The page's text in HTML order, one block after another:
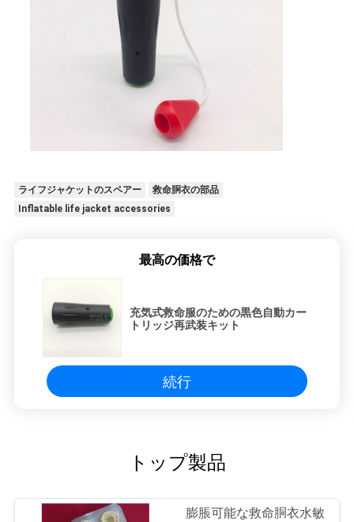
ライフジャケットのスペアー
救命胴衣の部品
Inflatable life jacket accessories
最高の価格で
充気式救命服のための黒色自動カー
トリッジ再武装キット
続行
トップ製品
膨脹可能な救命胴衣水敏